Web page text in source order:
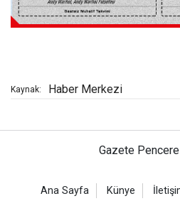
Kaynak: Haber Merkezi
Gazete
Ana Sayfa Künye